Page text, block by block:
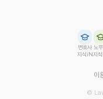
변호사
지식iN
노
지
이
©